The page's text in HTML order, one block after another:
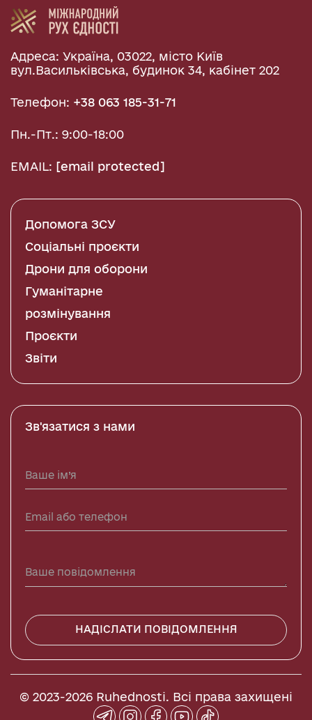
Адреса: Україна, 03022, місто Київ
вул.Васильківська, будинок 34, кабінет 202
Телефон: +38 063 185-31-71
Пн.-Пт.: 9:00-18:00
EMAIL: [email protected]
Допомога ЗСУ
Соціальні проєкти
Дрони для оборони
Гуманітарне
розмінування
Проєкти
Звіти
Зв'язатися з нами
НАДІСЛАТИ ПОВІДОМЛЕННЯ
© 2023-2026 Ruhednosti. Всі права захищені